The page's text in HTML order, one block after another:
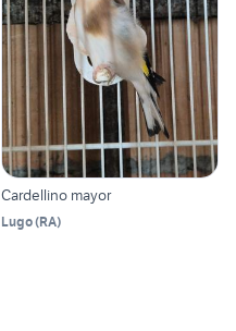
Cardellino mayor
Lugo(RA)